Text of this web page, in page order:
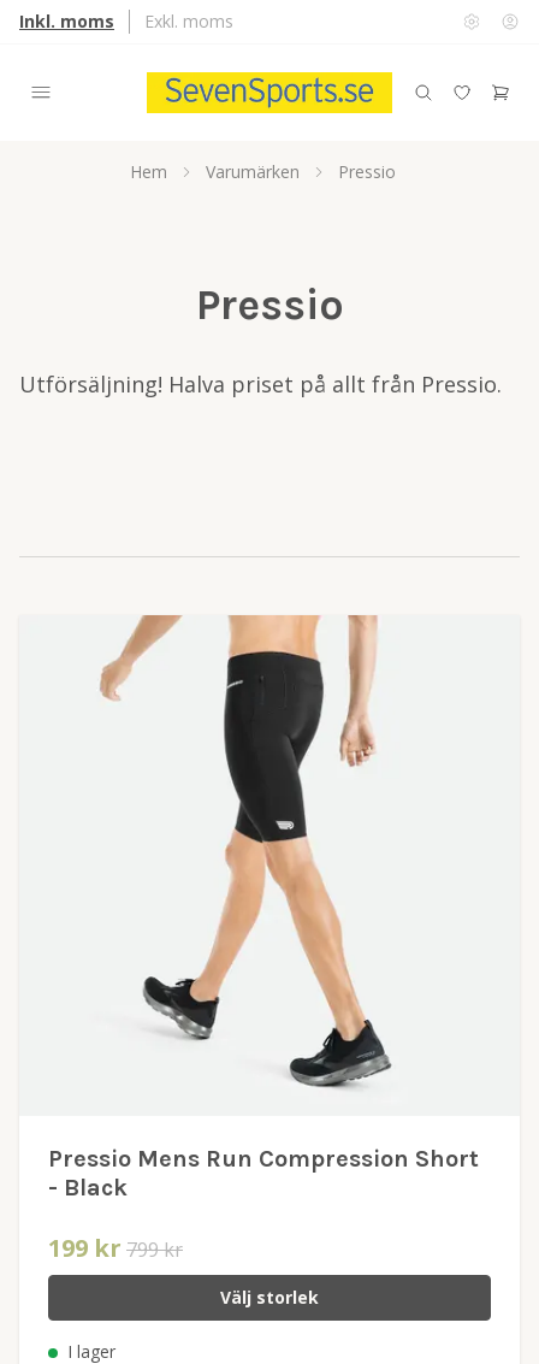
Inkl. moms Exkl. moms
Hem Varumärken Pressio
Pressio
Utförsäljning! Halva priset på allt från Pressio.
Pressio Mens Run Compression Short
- Black
199 kr 799 kr
Välj storlek
I lager